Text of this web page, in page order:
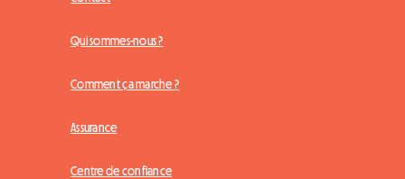
Qui sommes-nous ?
Comment ça marche ?
Assurance
Centre de confiance